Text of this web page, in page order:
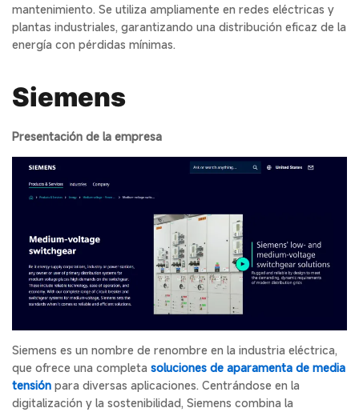
mantenimiento. Se utiliza ampliamente en redes eléctricas y
plantas industriales, garantizando una distribución eficaz de la
energía con pérdidas mínimas.
Siemens
Presentación de la empresa
Siemens es un nombre de renombre en la industria eléctrica,
que ofrece una completa soluciones de aparamenta de media
tensión para diversas aplicaciones. Centrándose en la
digitalización y la sostenibilidad, Siemens combina la